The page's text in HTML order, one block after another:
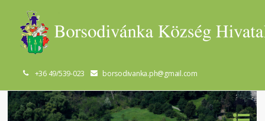
+36 49/539-023 borsodivanka.ph@gmail.com